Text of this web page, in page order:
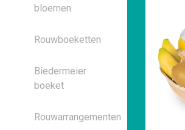
bloemen
Rouwboeketten
Biedermeier
boeket
Rouwarrangementen